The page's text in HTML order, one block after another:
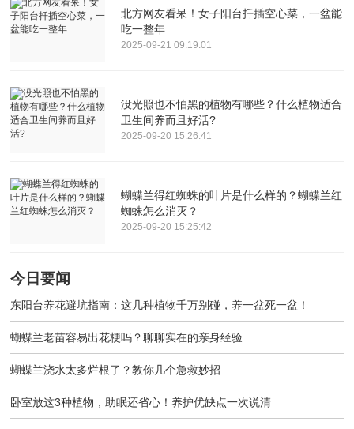
北方网友看呆！女子阳台扦插空心菜，一盆能
吃一整年
2025-09-21 09:19:01
没光照也不怕黑的植物有哪些？什么植物适合
卫生间养而且好活?
2025-09-20 15:26:41
蝴蝶兰得红蜘蛛的叶片是什么样的？蝴蝶兰红
蜘蛛怎么消灭？
2025-09-20 15:25:42
今日要闻
东阳台养花避坑指南：这几种植物千万别碰，养一盆死一盆！
蝴蝶兰老苗容易出花梗吗？聊聊实在的亲身经验
蝴蝶兰浇水太多烂根了？教你几个急救妙招
卧室放这3种植物，助眠还省心！养护优缺点一次说清